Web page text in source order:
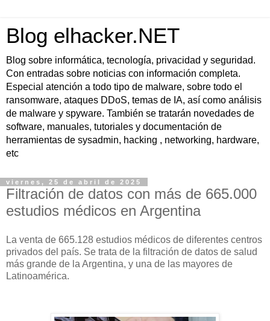
Blog elhacker.NET
Blog sobre informática, tecnología, privacidad y seguridad.
Con entradas sobre noticias con información completa.
Especial atención a todo tipo de malware, sobre todo el
ransomware, ataques DDoS, temas de IA, así como análisis
de malware y spyware. También se tratarán novedades de
software, manuales, tutoriales y documentación de
herramientas de sysadmin, hacking , networking, hardware,
etc
viernes, 25 de abril de 2025
Filtración de datos con más de 665.000
estudios médicos en Argentina
La venta de 665.128 estudios médicos de diferentes centros
privados del país. Se trata de la filtración de datos de salud
más grande de la Argentina, y una de las mayores de
Latinoamérica.